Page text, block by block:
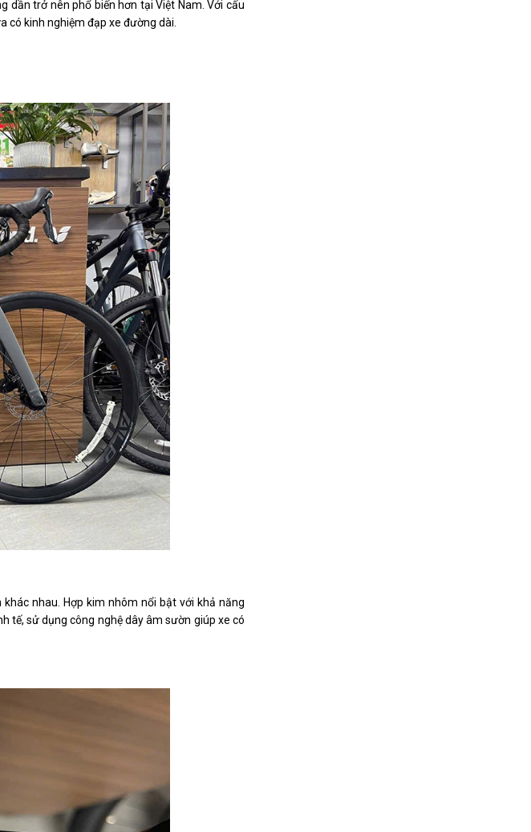
dần trở nên phổ biến hơn tại Việt Nam. Với cấu
có kinh nghiệm đạp xe đường dài.
nhau. Hợp kim nhôm nổi bật với khả năng
tế, sử dụng công nghệ dây âm sườn giúp xe có